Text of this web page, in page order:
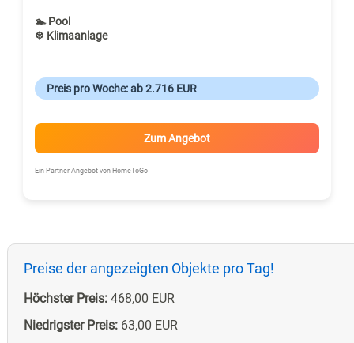
🏊 Pool
❄ Klimaanlage
Preis pro Woche: ab 2.716 EUR
Zum Angebot
Ein Partner-Angebot von HomeToGo
Preise der angezeigten Objekte pro Tag!
Höchster Preis:468,00 EUR
Niedrigster Preis:63,00 EUR